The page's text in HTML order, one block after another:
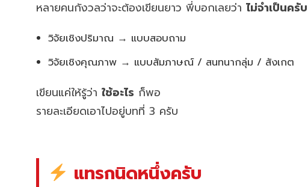
หลายคนกังวลว่าจะต้องเขียนยาว พี่บอกเลยว่า ไม่จำเป็นครับ
วิจัยเชิงปริมาณ → แบบสอบถาม
วิจัยเชิงคุณภาพ → แบบสัมภาษณ์ / สนทนากลุ่ม / สังเกต
เขียนแค่ให้รู้ว่า ใช้อะไร ก็พอ
รายละเอียดเอาไปอยู่บทที่ 3 ครับ
แทรกนิดหนึ่งครับ